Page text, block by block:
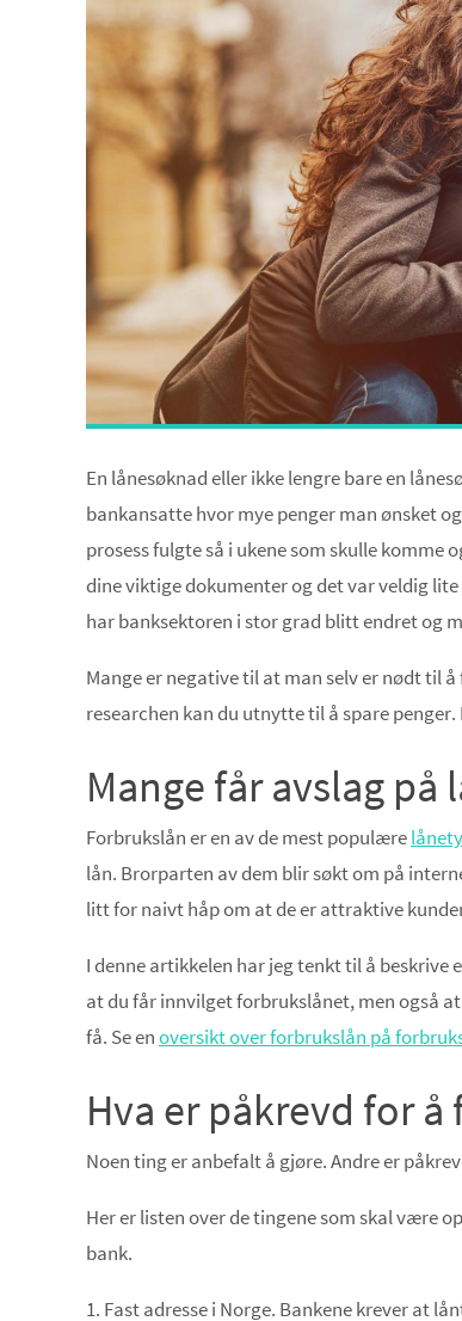
En lånesøknad eller ikke lengre bare en
bankansatte hvor mye penger man ønsket
prosess fulgte så i ukene som skulle komme
dine viktige dokumenter og det var veldig
har banksektoren i stor grad blitt endret og
Mange er negative til at man selv er nødt til
researchen kan du utnytte til å spare penger.
Mange får avslag på
Forbrukslån er en av de mest populære
lån. Brorparten av dem blir søkt om på
litt for naivt håp om at de er attraktive
I denne artikkelen har jeg tenkt til å
at du får innvilget forbrukslånet, men også
få. Se enoversikt over forbrukslån på
Hva er påkrevd for
Noen ting er anbefalt å gjøre. Andre er
Her er listen over de tingene som skal være
bank.
1. Fast adresse i Norge. Bankene krever at